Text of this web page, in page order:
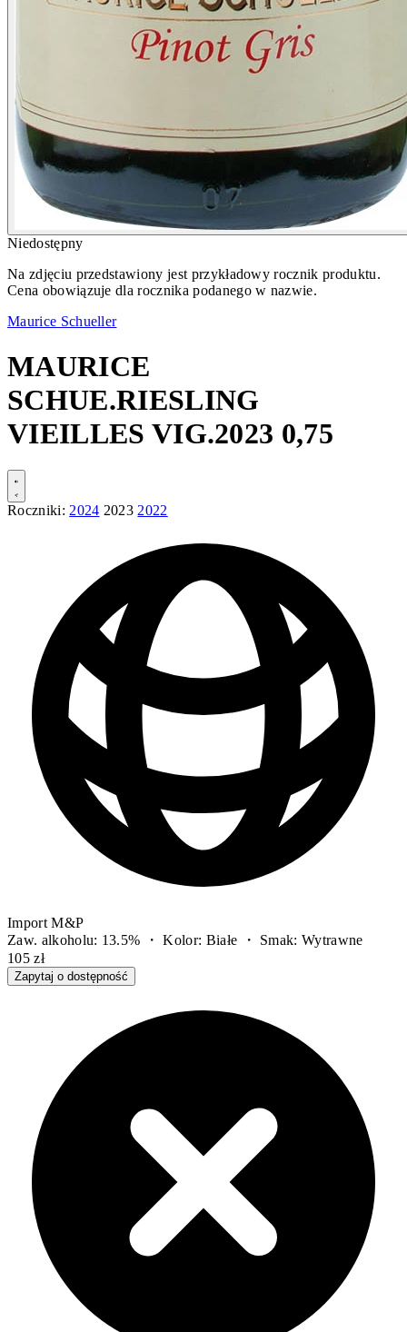
Niedostępny
Na zdjęciu przedstawiony jest przykładowy rocznik produktu.
Cena obowiązuje dla rocznika podanego w nazwie.
Maurice Schueller
MAURICE
SCHUE.RIESLING
VIEILLES VIG.2023 0,75
Roczniki: 2024 2023 2022
Import M&P
Zaw. alkoholu: 13.5% ・ Kolor: Białe ・ Smak: Wytrawne
105 zł
Zapytaj o dostępność